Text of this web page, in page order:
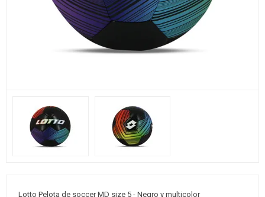
Lotto Pelota de soccer MD size 5 - Negro y multicolor